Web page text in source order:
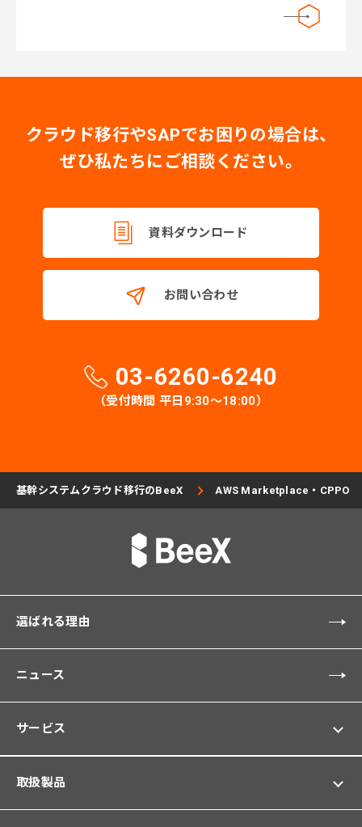
クラウド移行やSAPでお困りの場合は、
ぜひ私たちにご相談ください。
資料ダウンロード
お問い合わせ
03-6260-6240
（受付時間 平日9:30〜18:00）
基幹システムクラウド移行のBeeX AWS Marketplace・CPPO
選ばれる理由
ニュース
サービス
取扱製品